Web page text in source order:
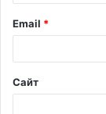
Email *
Сайт